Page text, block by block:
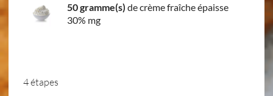
50 gramme(s) de crème fraîche épaisse
30% mg
4 étapes